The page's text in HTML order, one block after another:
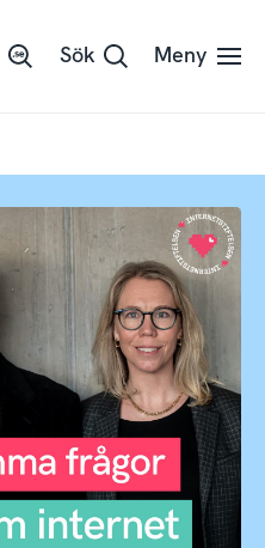
Sök Meny